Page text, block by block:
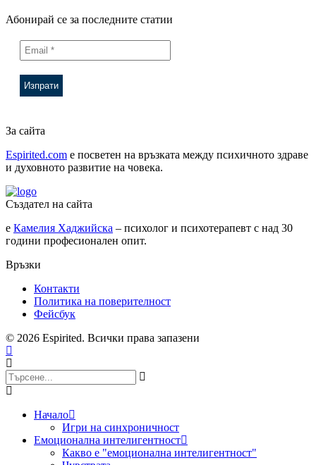
Абонирай се за последните статии
За сайта
Espirited.com e посветен на връзката между психичното здраве
и духовното развитие на човека.
Създател на сайта
е Камелия Хаджийска – психолог и психотерапевт с над 30
години професионален опит.
Връзки
Контакти
Политика на поверителност
Фейсбук
© 2026 Espirited. Всички права запазени
Начало
Игри на синхроничност
Емоционална интелигентност
Какво е "емоционална интелигентност"